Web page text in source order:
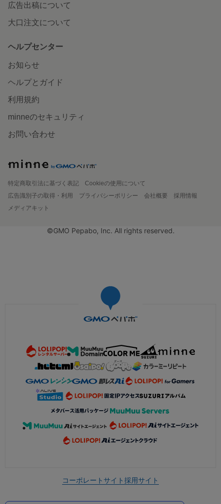
広告出稿について
大口注文について
ヘルプセンター
お知らせ
ヘルプとガイド
利用規約
minneのセキュリティ
お問い合わせ
特定商取引法に基づく表記
Cookieの使用について
広告識別子の取得・利用
プライバシーポリシー 会社概要
採用情報
メディアキット
©GMO Pepabo, Inc. All rights reserved.
コーポレートサイト採用サイト